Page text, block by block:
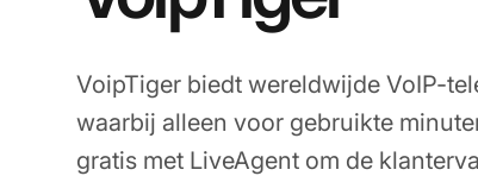
VoipTiger biedt wereldwijde VoIP-
waarbij alleen voor gebruikte
gratis met LiveAgent om de